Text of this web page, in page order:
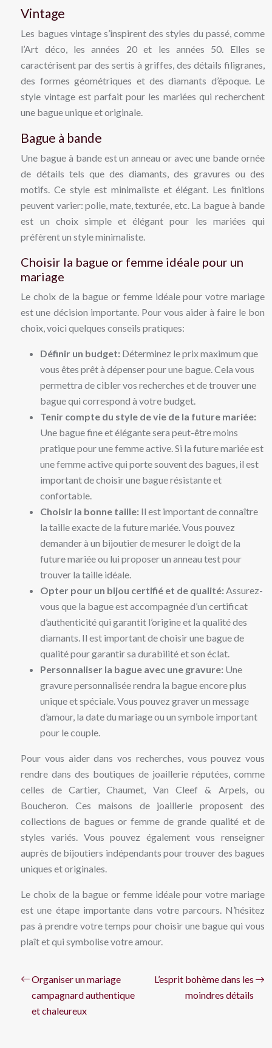
Vintage
Les bagues vintage s’inspirent des styles du passé, comme
l’Art déco, les années 20 et les années 50. Elles se
caractérisent par des sertis à griffes, des détails filigranes,
des formes géométriques et des diamants d’époque. Le
style vintage est parfait pour les mariées qui recherchent
une bague unique et originale.
Bague à bande
Une bague à bande est un anneau or avec une bande ornée
de détails tels que des diamants, des gravures ou des
motifs. Ce style est minimaliste et élégant. Les finitions
peuvent varier: polie, mate, texturée, etc. La bague à bande
est un choix simple et élégant pour les mariées qui
préfèrent un style minimaliste.
Choisir la bague or femme idéale pour un
mariage
Le choix de la bague or femme idéale pour votre mariage
est une décision importante. Pour vous aider à faire le bon
choix, voici quelques conseils pratiques:
Définir un budget: Déterminez le prix maximum que
vous êtes prêt à dépenser pour une bague. Cela vous
permettra de cibler vos recherches et de trouver une
bague qui correspond à votre budget.
Tenir compte du style de vie de la future mariée:
Une bague fine et élégante sera peut-être moins
pratique pour une femme active. Si la future mariée est
une femme active qui porte souvent des bagues, il est
important de choisir une bague résistante et
confortable.
Choisir la bonne taille: Il est important de connaître
la taille exacte de la future mariée. Vous pouvez
demander à un bijoutier de mesurer le doigt de la
future mariée ou lui proposer un anneau test pour
trouver la taille idéale.
Opter pour un bijou certifié et de qualité:Assurez-
vous que la bague est accompagnée d’un certificat
d’authenticité qui garantit l’origine et la qualité des
diamants. Il est important de choisir une bague de
qualité pour garantir sa durabilité et son éclat.
Personnaliser la bague avec une gravure: Une
gravure personnalisée rendra la bague encore plus
unique et spéciale. Vous pouvez graver un message
d’amour, la date du mariage ou un symbole important
pour le couple.
Pour vous aider dans vos recherches, vous pouvez vous
rendre dans des boutiques de joaillerie réputées, comme
celles de Cartier, Chaumet, Van Cleef & Arpels, ou
Boucheron. Ces maisons de joaillerie proposent des
collections de bagues or femme de grande qualité et de
styles variés. Vous pouvez également vous renseigner
auprès de bijoutiers indépendants pour trouver des bagues
uniques et originales.
Le choix de la bague or femme idéale pour votre mariage
est une étape importante dans votre parcours. N’hésitez
pas à prendre votre temps pour choisir une bague qui vous
plaît et qui symbolise votre amour.
Organiser un mariage
campagnard authentique
et chaleureux
L’esprit bohème dans les
moindres détails